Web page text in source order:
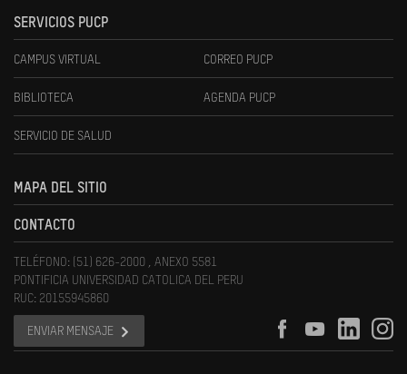
SERVICIOS PUCP
CAMPUS VIRTUAL CORREO PUCP
BIBLIOTECA AGENDA PUCP
SERVICIO DE SALUD
MAPA DEL SITIO
CONTACTO
TELÉFONO: (51) 626-2000 , ANEXO 5581
PONTIFICIA UNIVERSIDAD CATOLICA DEL PERU
RUC: 20155945860
ENVIAR MENSAJE